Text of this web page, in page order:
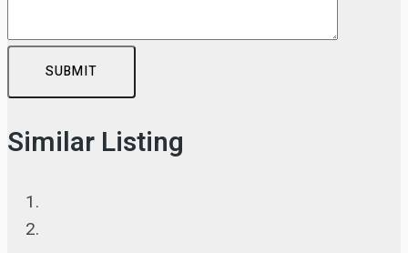
SUBMIT
Similar Listing